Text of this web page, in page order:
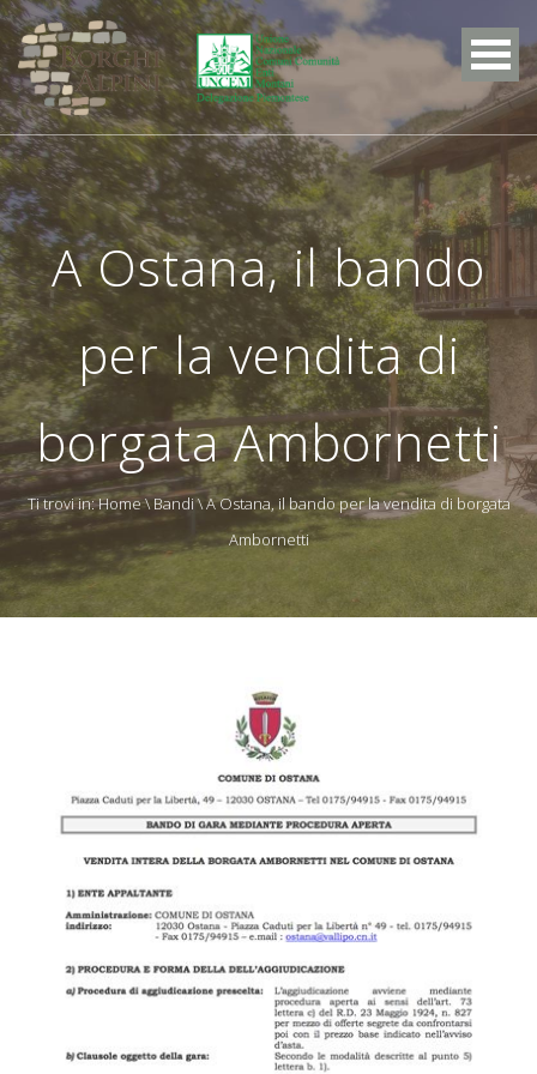
A Ostana, il bando
per la vendita di
borgata Ambornetti
Ti trovi in:Home\Bandi\ A Ostana, il bando per la vendita di borgata
Ambornetti